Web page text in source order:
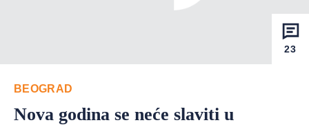
23
BEOGRAD
Nova godina se neće slaviti u